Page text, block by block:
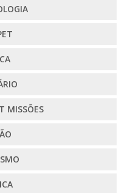
MISSÕES